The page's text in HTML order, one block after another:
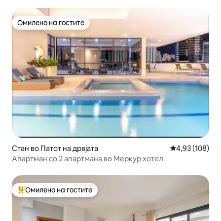
Омилено на гостите
Омилено на гостите
Стан во Патот на дрвјата Просечна
4,93 (108)
Апартман со 2 апартмана во Меркур хотел
Меѓу најуспешните „Омилени на гостите“
Омилено на гостите